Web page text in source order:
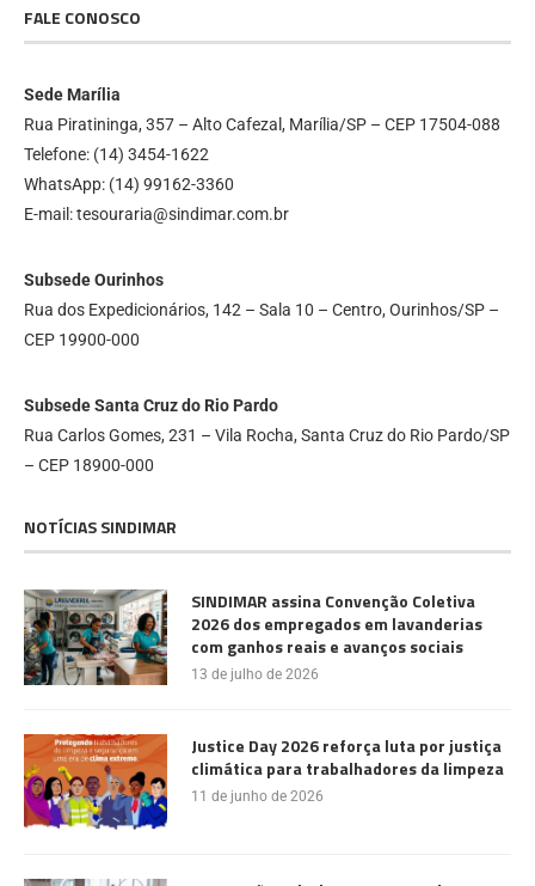
FALE CONOSCO
Sede Marília
Rua Piratininga, 357 – Alto Cafezal, Marília/SP – CEP 17504-088
Telefone: (14) 3454-1622
WhatsApp: (14) 99162-3360
E-mail: tesouraria@sindimar.com.br
Subsede Ourinhos
Rua dos Expedicionários, 142 – Sala 10 – Centro, Ourinhos/SP –
CEP 19900-000
Subsede Santa Cruz do Rio Pardo
Rua Carlos Gomes, 231 – Vila Rocha, Santa Cruz do Rio Pardo/SP
– CEP 18900-000
NOTÍCIAS SINDIMAR
SINDIMAR assina Convenção Coletiva
2026 dos empregados em lavanderias
com ganhos reais e avanços sociais
13 de julho de 2026
Justice Day 2026 reforça luta por justiça
climática para trabalhadores da limpeza
11 de junho de 2026